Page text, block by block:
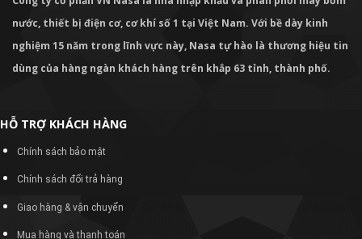
nước, thiết bị điện cơ, cơ khí số 1 tại Việt Nam. Với bề dày kinh
nghiệm 15 năm trong lĩnh vực này, Nasa tự hào là thương hiệu tin
dùng của hàng ngàn khách hàng trên khắp 63 tỉnh, thành phố.
HỖ TRỢ KHÁCH HÀNG
Chính sách bảo mật
Chính sách đổi trả hàng
Giao hàng & vận chuyển
Mua hàng và thanh toán